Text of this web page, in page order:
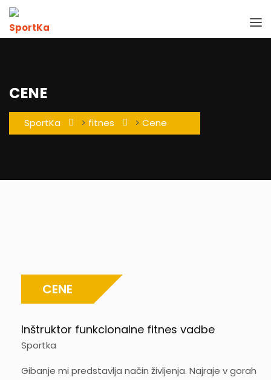
CENE
SportKa > fitnes > Cene
CENE
Inštruktor funkcionalne fitnes vadbe
Sportka
Gibanje mi predstavlja način življenja. Najraje v gorah